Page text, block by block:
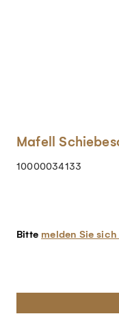
Mafell
10000034133
Bitte melden Sie sich